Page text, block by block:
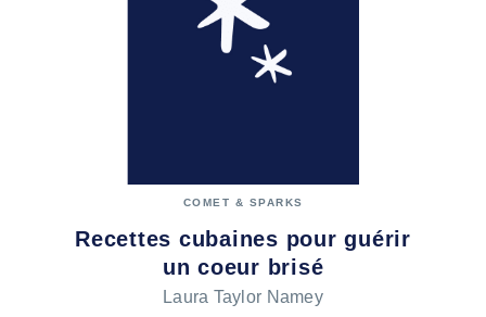
COMET & SPARKS
Recettes cubaines pour guérir
un coeur brisé
Laura Taylor Namey